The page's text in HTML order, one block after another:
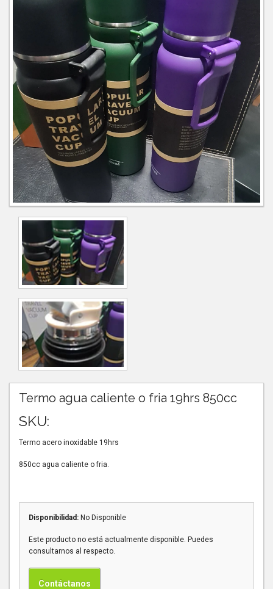
Termo agua caliente o fria 19hrs 850cc
SKU:
Termo acero inoxidable 19hrs
850cc agua caliente o fria.
Disponibilidad: No Disponible
Este producto no está actualmente disponible. Puedes
consultarnos al respecto.
Contáctanos